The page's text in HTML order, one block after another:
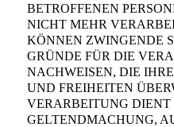
BETROFFENEN
NICHT MEHR
KÖNNEN ZWINGENDE
GRÜNDE FÜR DIE
NACHWEISEN, DIE
UND FREIHEITEN
VERARBEITUNG DIENT
GELTENDMACHUNG,